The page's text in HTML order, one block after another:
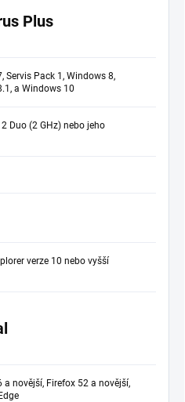
Plus
Servis Pack 1, Windows 8,
a Windows 10
2 Duo (2 GHz) nebo jeho
verze 10 nebo vyšší
a novější, Firefox 52 a novější,